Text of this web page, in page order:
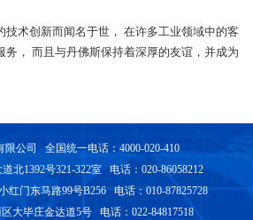
技术创新而闻名于世， 在许多工业领域中的客
务， 而且与丹佛斯保持着深厚的友谊，并成为
限公司 全国统一电话：4000-020-410
北1392号321-322室 电话：020-86058212
红门东马路99号B256 电话：010-87825728
大毕庄金达道5号 电话：022-84817518